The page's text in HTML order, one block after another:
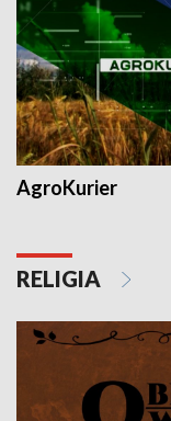
AgroKurier
RELIGIA